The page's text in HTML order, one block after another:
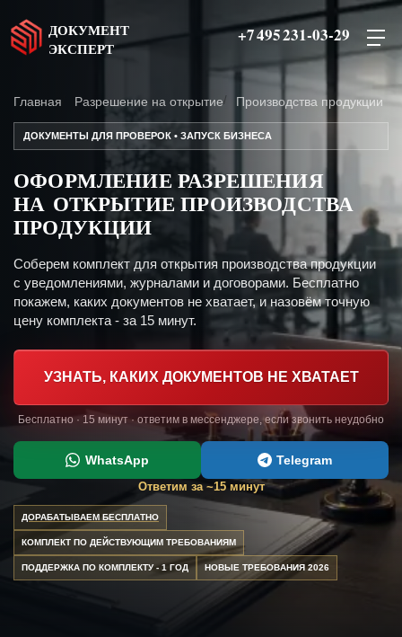
ДОКУМЕНТ
ЭКСПЕРТ
+7 495 231-03-29
Главная Разрешение на открытие Производства продукции
ДОКУМЕНТЫ ДЛЯ ПРОВЕРОК • ЗАПУСК БИЗНЕСА
ОФОРМЛЕНИЕ РАЗРЕШЕНИЯ
НА ОТКРЫТИЕ ПРОИЗВОДСТВА
ПРОДУКЦИИ
Соберем комплект для открытия производства продукции
с уведомлениями, журналами и договорами. Бесплатно
покажем, каких документов не хватает, и назовём точную
цену комплекта - за 15 минут.
УЗНАТЬ, КАКИХ ДОКУМЕНТОВ НЕ ХВАТАЕТ
Бесплатно · 15 минут · ответим в мессенджере, если звонить неудобно
WhatsApp Telegram
Ответим за ~15 минут
ДОРАБАТЫВАЕМ БЕСПЛАТНО
КОМПЛЕКТ ПО ДЕЙСТВУЮЩИМ ТРЕБОВАНИЯМ
ПОДДЕРЖКА ПО КОМПЛЕКТУ - 1 ГОД НОВЫЕ ТРЕБОВАНИЯ 2026